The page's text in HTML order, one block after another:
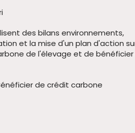
des bilans environnements,
et la mise d'un plan d'action
de l'élevage et de bénéficier
de crédit carbone